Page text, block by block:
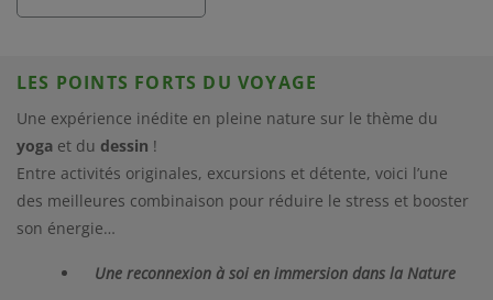
LES POINTS FORTS DU VOYAGE
Une expérience inédite en pleine nature sur le thème du
yoga et du dessin !
Entre activités originales, excursions et détente, voici l’une
des meilleures combinaison pour réduire le stress et booster
son énergie…
Une reconnexion à soi en immersion dans la Nature